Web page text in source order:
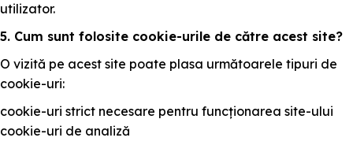
utilizator.
5. Cum sunt folosite cookie-urile de către acest site?
O vizită pe acest site poate plasa următoarele tipuri de
cookie-uri:
cookie-uri strict necesare pentru funcționarea site-ului
cookie-uri de analiză